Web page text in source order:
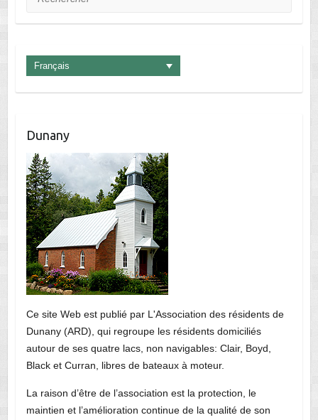
Français
Dunany
Ce site Web est publié par L'Association des résidents de
Dunany (ARD), qui regroupe les résidents domiciliés
autour de ses quatre lacs, non navigables: Clair, Boyd,
Black et Curran, libres de bateaux à moteur.
La raison d’être de l’association est la protection, le
maintien et l’amélioration continue de la qualité de son